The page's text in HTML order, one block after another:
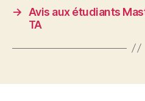
→
Avis aux étudiants
TA